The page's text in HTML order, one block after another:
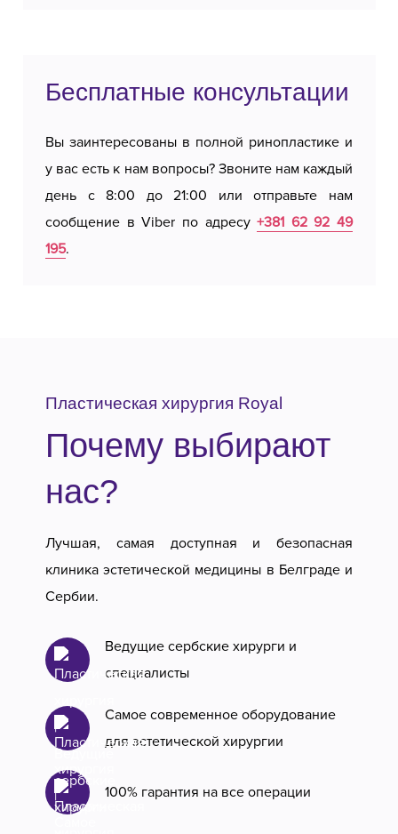
Бесплатные консультации
Вы заинтересованы в полной ринопластике и
у вас есть к нам вопросы? Звоните нам каждый
день с 8:00 до 21:00 или отправьте нам
сообщение в Viber по адресу+381 62 92 49
195.
Пластическая хирургия Royal
Почему выбирают
нас?
Лучшая, самая доступная и безопасная
клиника эстетической медицины в Белграде и
Сербии.
Ведущие сербские хирурги и
специалисты
Самое современное оборудование
для эстетической хирургии
100% гарантия на все операции